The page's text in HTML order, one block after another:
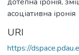
асоціативна іронія
URI
https://